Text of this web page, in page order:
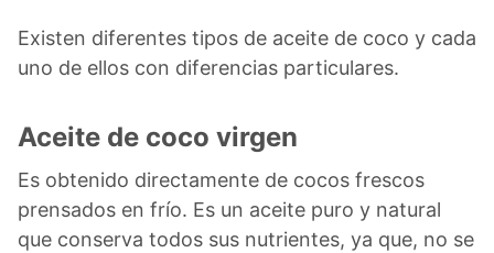
Existen diferentes tipos de aceite de coco y cada
uno de ellos con diferencias particulares.
Aceite de coco virgen
Es obtenido directamente de cocos frescos
prensados en frío. Es un aceite puro y natural
que conserva todos sus nutrientes, ya que, no se